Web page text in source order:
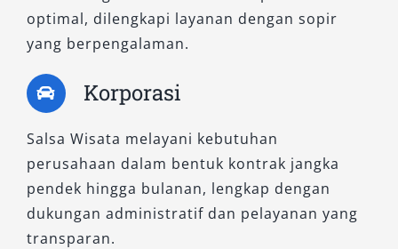
Inilah tipe tertinggi dari Fortuner yang kami
kombinasi kekuatan, gaya sporty, serta fitur
premium. Interior mewah dengan detail khas
GR menjadikannya pilihan tepat untuk acara
khusus atau perjalanan eksekutif. Sangat ideal
untuk tamu penting yang ingin kendaraan yang
mencerminkan citra dan status.
optimal, dilengkapi layanan dengan sopir
yang berpengalaman.
Korporasi
Salsa Wisata melayani kebutuhan
perusahaan dalam bentuk kontrak jangka
pendek hingga bulanan, lengkap dengan
dukungan administratif dan pelayanan yang
transparan.